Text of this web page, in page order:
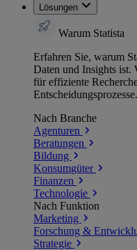
Lösungen
Warum Statista
Erfahren Sie, warum
Daten und Insights
für effiziente
Entscheidungsprozesse.
Nach Branche
Agenturen
Beratungen
Bildung
Konsumgüter
Finanzen
Technologie
Nach Funktion
Marketing
Forschung &
Strategie